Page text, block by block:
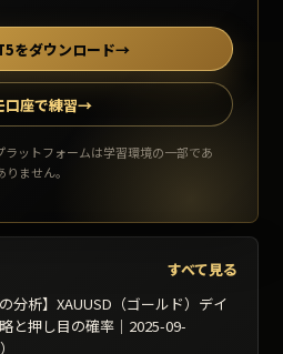
をダウンロード→
口座で練習→
ットフォームは学習環境の一部であ
ません。
すべて見る
の分析】XAUUSD（ゴールド）デイ
と押し目の確率｜2025-09-